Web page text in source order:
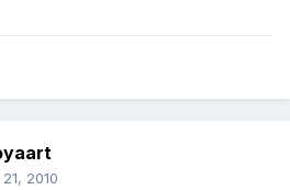
2010